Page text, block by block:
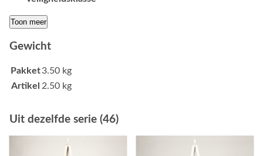
Toon meer
Gewicht
Pakket3.50 kg
Artikel 2.50 kg
Uit dezelfde serie (46)